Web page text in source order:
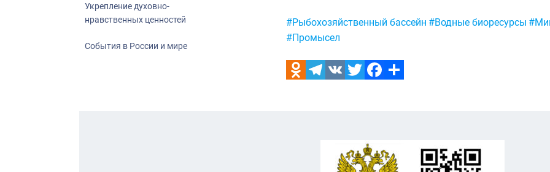
Укрепление духовно-
нравственных ценностей
События в России и мире
Метки:
#Рыбохозяйственный бассейн #Водные биоресурсы
#Промысел